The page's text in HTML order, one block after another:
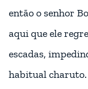
então o senhor
aqui que ele
escadas,
habitual charuto.